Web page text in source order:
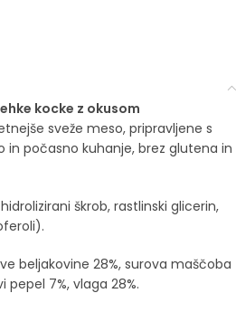
kocke z okusom
sveže meso, pripravljene s
in počasno kuhanje, brez glutena in
škrob, rastlinski glicerin,
beljakovine 28%, surova maščoba
pepel 7%, vlaga 28%.